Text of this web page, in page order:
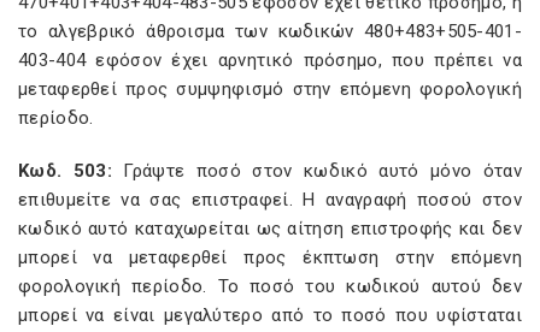
το αλγεβρικό άθροισμα των κωδικών 480+483+505-401-
403-404 εφόσον έχει αρνητικό πρόσημο, που πρέπει να
μεταφερθεί προς συμψηφισμό στην επόμενη φορολογική
περίοδο.
Κωδ. 503: Γράψτε ποσό στον κωδικό αυτό μόνο όταν
επιθυμείτε να σας επιστραφεί. Η αναγραφή ποσού στον
κωδικό αυτό καταχωρείται ως αίτηση επιστροφής και δεν
μπορεί να μεταφερθεί προς έκπτωση στην επόμενη
φορολογική περίοδο. Το ποσό του κωδικού αυτού δεν
μπορεί να είναι μεγαλύτερο από το ποσό που υφίσταται